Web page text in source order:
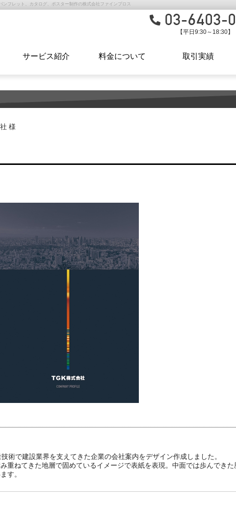
フレット、カタログ、ポスター制作の株式会社ファインプロス
【平日9:30～18:30】
サービス紹介 料金について 取引実績
様
術で建設業界を支えてきた企業の会社案内をデザイン作成しました。
重ねてきた地層で固めているイメージで表紙を表現。中面では歩んでき
す。